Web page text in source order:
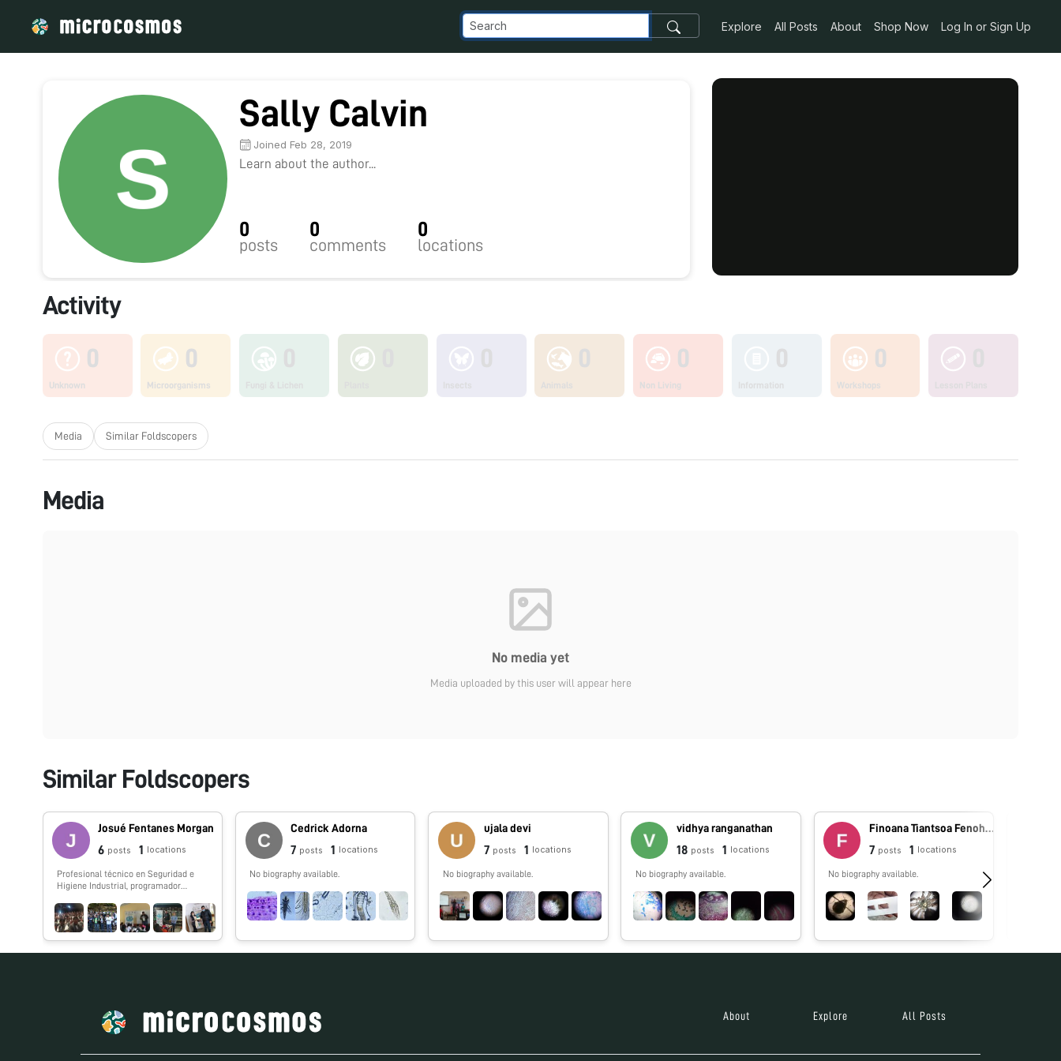
Explore All Posts About Shop Now Log In or Sign Up
Sally Calvin
Joined Feb 28, 2019
Learn about the author...
0
posts
0
comments
0
locations
Activity
0
Unknown
0
Microorganisms
0
Non Living
0
Workshops
Media Similar Foldscopers
Media
No media yet
Media uploaded by this user will appear here
Similar Foldscopers
Josué Fentanes Morgan
6 posts 1 locations
Profesional técnico en Seguridad e
Higiene Industrial, programador
área de TI dentro del sector privado en
giros Hotelero y Construcción, así
también en el sector público dentro
Conocimiento, (Subdirección de
Ciencia y Tecnología) perteneciente a
Cedrick Adorna
7 posts 1 locations
No biography available.
ujala devi
7 posts 1 locations
No biography available.
vidhya ranganathan
18 posts 1 locations
No biography available.
7 posts 1 locations
No biography available.
About Explore All Posts